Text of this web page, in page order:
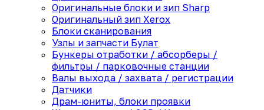
Оригинальные блоки и зип Sharp
Оригинальный зип Xerox
Блоки сканирования
Узлы и запчасти Булат
Бункеры отработки / абсорберы /
фильтры / парковочные станции
Валы выхода / захвата / регистрации
Датчики
Драм-юниты, блоки проявки